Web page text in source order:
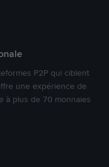
P2P qui ciblent
une expérience de
à plus de 70 monnaies